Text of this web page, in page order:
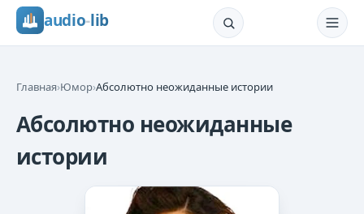
audio-lib
Главная›Юмор›Абсолютно неожиданные истории
Абсолютно неожиданные
истории